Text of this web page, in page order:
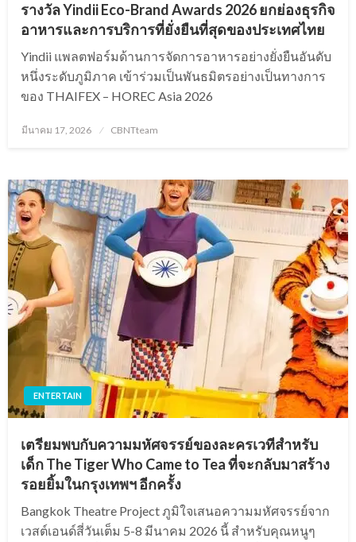
รางวัล Yindii Eco-Brand Awards 2026 ยกย่องธุรกิจ
อาหารและการบริการที่ยั่งยืนที่สุดของประเทศไทย
Yindii แพลตฟอร์มด้านการจัดการอาหารอย่างยั่งยืนอันดับ
หนึ่งระดับภูมิภาค เข้าร่วมเป็นพันธมิตรอย่างเป็นทางการ
ของ THAIFEX – HOREC Asia 2026
Posted
มีนาคม 17, 2026 CBNTteam
ENTERTAIN
เตรียมพบกับความมหัศจรรย์ของละครเวทีสำหรับ
เด็ก The Tiger Who Came to Tea ที่จะกลับมาสร้าง
รอยยิ้มในกรุงเทพฯ อีกครั้ง
Bangkok Theatre Project ภูมิใจเสนอความมหัศจรรย์จาก
เวสต์เอนด์สี่วันเต็ม 5-8 มีนาคม 2026 นี้ สำหรับคุณหนูๆ